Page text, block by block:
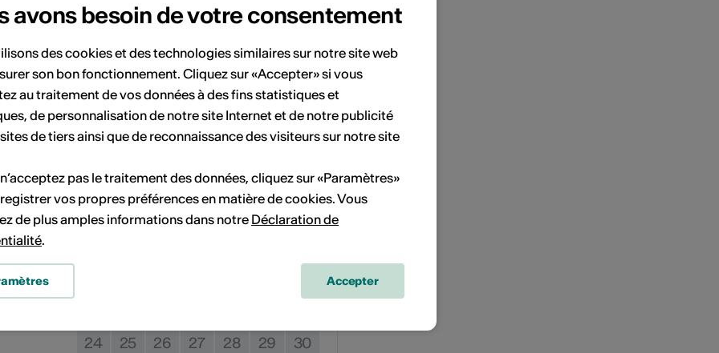
5
11 12
19
26
Août 2026
1 2
3 4 5 6 7 8 9
16
23
24 25 26 27 28 29 30
avons besoin de votre consentement
des cookies et des technologies similaires sur notre site web
son bon fonctionnement. Cliquez sur «Accepter» si vous
au traitement de vos données à des fins statistiques et
de personnalisation de notre site Internet et de notre publicité
de tiers ainsi que de reconnaissance des visiteurs sur notre site
pas le traitement des données, cliquez sur «Paramètres»
vos propres préférences en matière de cookies. Vous
de plus amples informations dans notre Déclaration de
.
Accepter